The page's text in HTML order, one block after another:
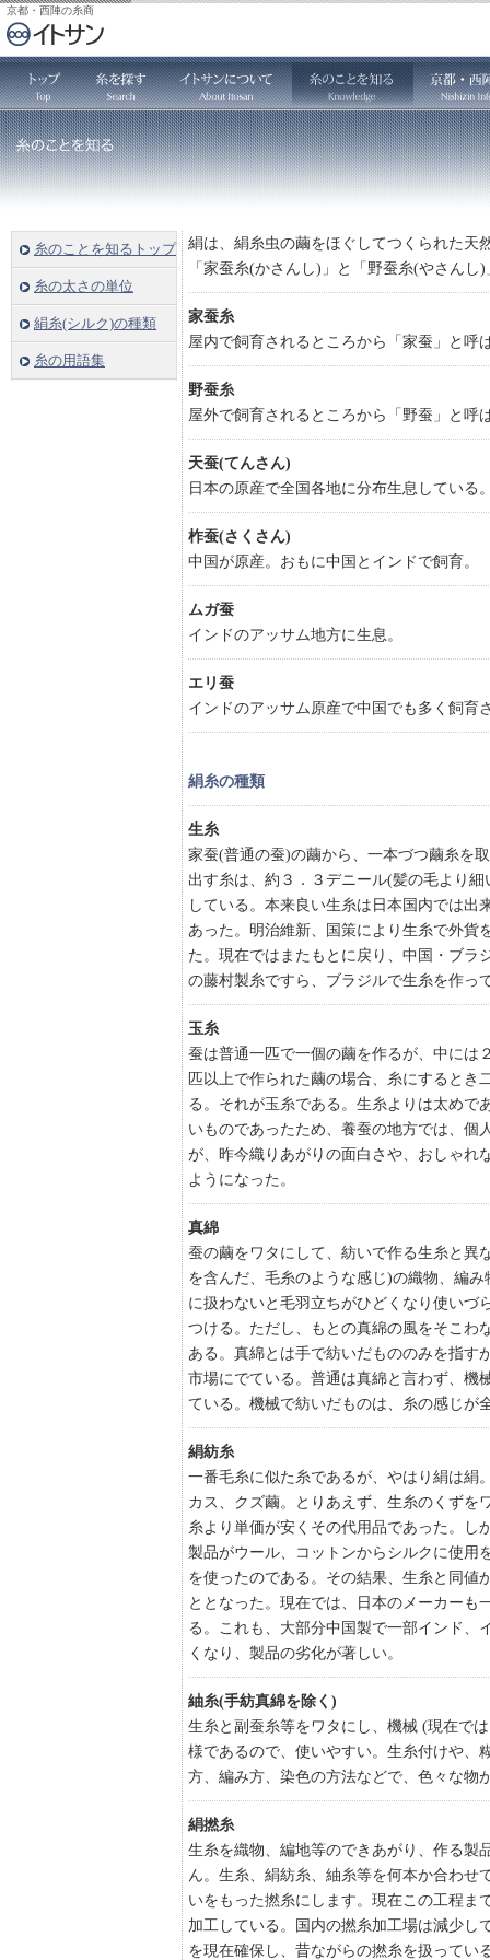
京都・西陣の糸商
糸のことを知るトップ
糸の太さの単位
絹糸(シルク)の種類
糸の用語集
絹は、絹糸虫の繭をほぐしてつくられた天
「家蚕糸(かさんし)」と「野蚕糸(やさん
家蚕糸
屋内で飼育されるところから「家蚕」と呼
野蚕糸
屋外で飼育されるところから「野蚕」と呼
天蚕(てんさん)
日本の原産で全国各地に分布生息している
柞蚕(さくさん)
中国が原産。おもに中国とインドで飼育。
ムガ蚕
インドのアッサム地方に生息。
エリ蚕
インドのアッサム原産で中国でも多く飼育
絹糸の種類
生糸
家蚕(普通の蚕)の繭から、一本づつ繭糸を
出す糸は、約３．３デニール(髪の毛より
している。本来良い生糸は日本国内では
あった。明治維新、国策により生糸で外貨
た。現在ではまたもとに戻り、中国・ブラ
の藤村製糸ですら、ブラジルで生糸を作っ
玉糸
蚕は普通一匹で一個の繭を作るが、中には
匹以上で作られた繭の場合、糸にするとき
る。それが玉糸である。生糸よりは太めで
いものであったため、養蚕の地方では、個
が、昨今織りあがりの面白さや、おしゃれ
ようになった。
真綿
蚕の繭をワタにして、紡いで作る生糸と異
を含んだ、毛糸のような感じ)の織物、編
に扱わないと毛羽立ちがひどくなり使いづ
つける。ただし、もとの真綿の風をそこわ
ある。真綿とは手で紡いだもののみを指す
市場にでている。普通は真綿と言わず、機
ている。機械で紡いだものは、糸の感じが
絹紡糸
一番毛糸に似た糸であるが、やはり絹は絹
カス、クズ繭。とりあえず、生糸のくずを
糸より単価が安くその代用品であった。し
製品がウール、コットンからシルクに使用
を使ったのである。その結果、生糸と同値
ととなった。現在では、日本のメーカーも
る。これも、大部分中国製で一部インド、
くなり、製品の劣化が著しい。
紬糸(手紡真綿を除く)
生糸と副蚕糸等をワタにし、機械 (現在で
様であるので、使いやすい。生糸付けや、
方、編み方、染色の方法などで、色々な物
絹撚糸
生糸を織物、編地等のできあがり、作る製
ん。生糸、絹紡糸、紬糸等を何本か合わせ
いをもった撚糸にします。現在この工程ま
加工している。国内の撚糸加工場は減少し
を現在確保し、昔ながらの撚糸を扱ってい